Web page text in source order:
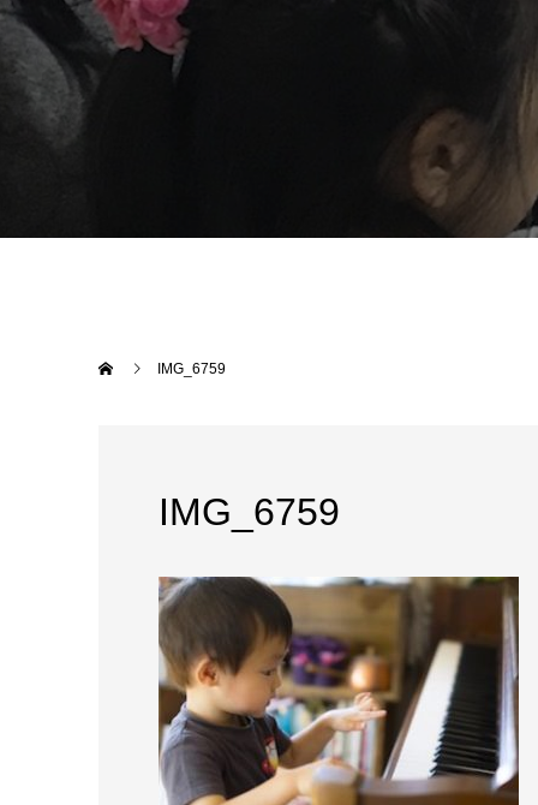
IMG_6759
IMG_6759